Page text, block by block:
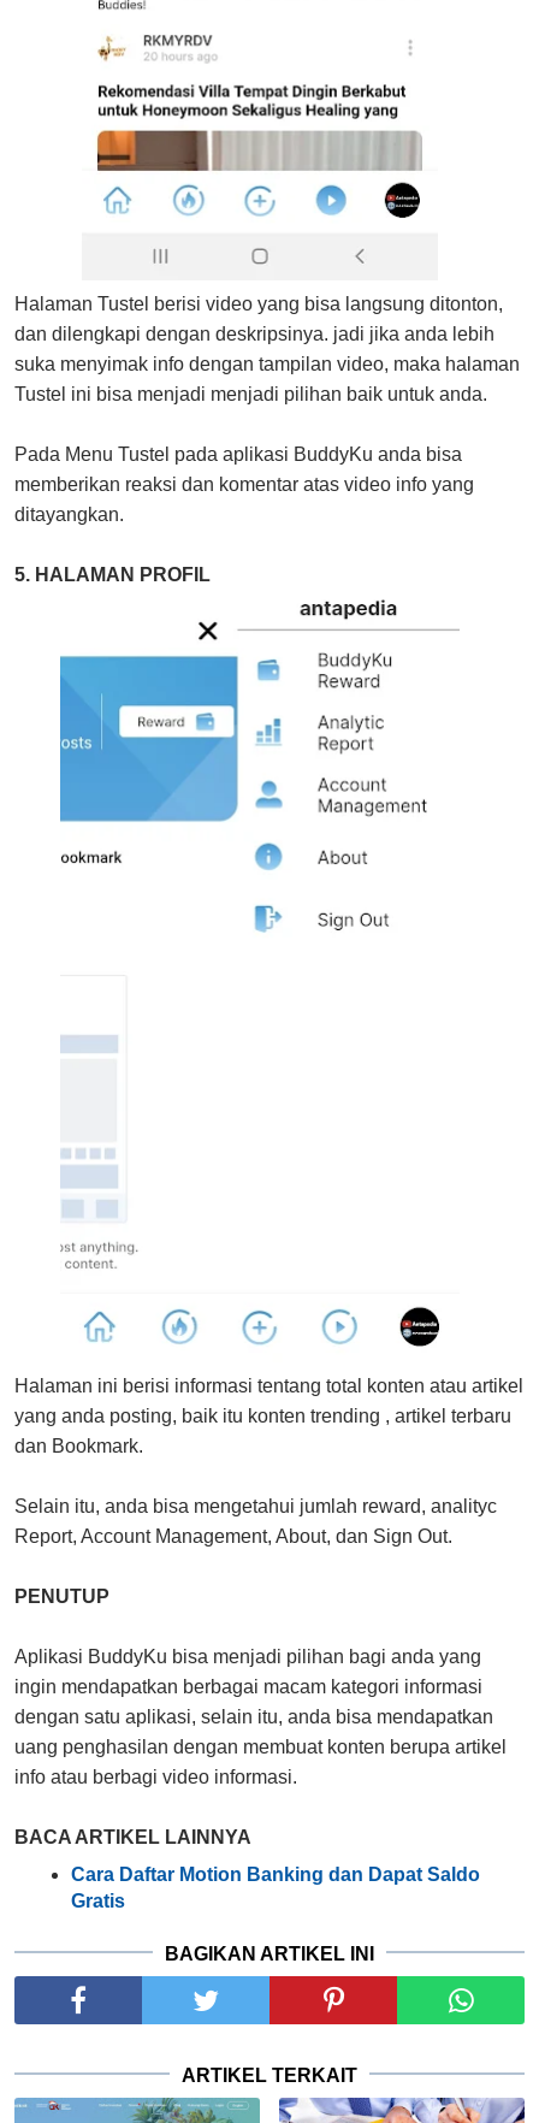
Halaman Tustel berisi video yang bisa langsung ditonton,
dan dilengkapi dengan deskripsinya. jadi jika anda lebih
suka menyimak info dengan tampilan video, maka halaman
Tustel ini bisa menjadi menjadi pilihan baik untuk anda.
Pada Menu Tustel pada aplikasi BuddyKu anda bisa
memberikan reaksi dan komentar atas video info yang
ditayangkan.
5. HALAMAN PROFIL
Halaman ini berisi informasi tentang total konten atau artikel
yang anda posting, baik itu konten trending , artikel terbaru
dan Bookmark.
Selain itu, anda bisa mengetahui jumlah reward, analityc
Report, Account Management, About, dan Sign Out.
PENUTUP
Aplikasi BuddyKu bisa menjadi pilihan bagi anda yang
ingin mendapatkan berbagai macam kategori informasi
dengan satu aplikasi, selain itu, anda bisa mendapatkan
uang penghasilan dengan membuat konten berupa artikel
info atau berbagi video informasi.
BACA ARTIKEL LAINNYA
Cara Daftar Motion Banking dan Dapat Saldo
Gratis
BAGIKAN ARTIKEL INI
ARTIKEL TERKAIT